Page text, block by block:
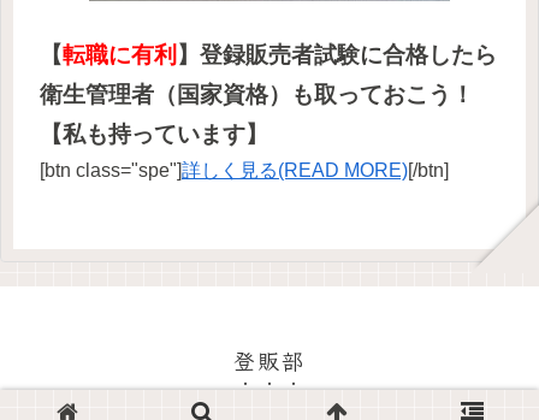
【転職に有利 】登録販売者試験に合格したら
衛生管理者（国家資格）も取っておこう！
【私も持っています】
[btn class="spe"]詳しく見る(READ MORE)[/btn]
登販部
© 2020 登販部.